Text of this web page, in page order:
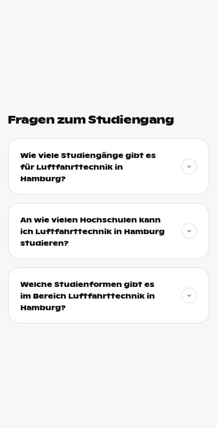
Fragen zum Studiengang
Wie viele Studiengänge gibt es
für Luftfahrttechnik in
Hamburg?
An wie vielen Hochschulen kann
ich Luftfahrttechnik in Hamburg
studieren?
Welche Studienformen gibt es
im Bereich Luftfahrttechnik in
Hamburg?